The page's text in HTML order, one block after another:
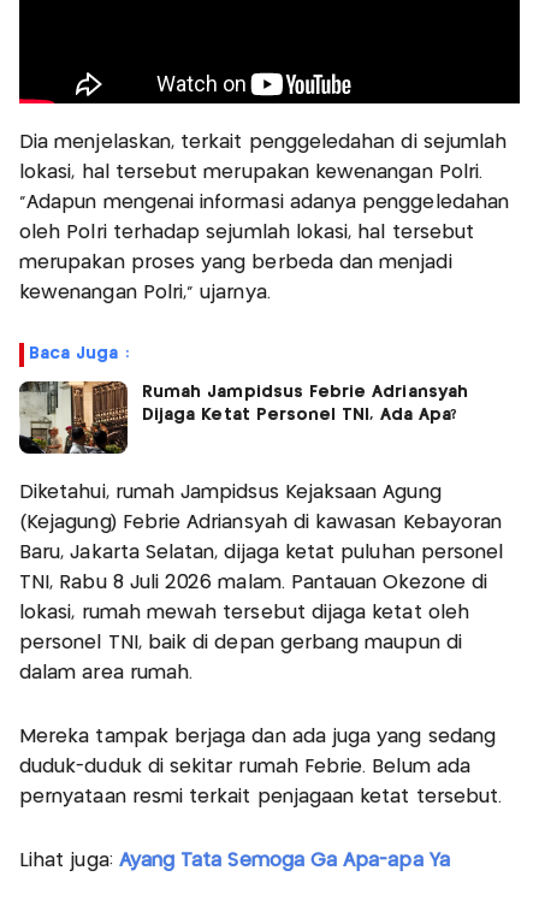
Dia menjelaskan, terkait penggeledahan di sejumlah
lokasi, hal tersebut merupakan kewenangan Polri.
“Adapun mengenai informasi adanya penggeledahan
oleh Polri terhadap sejumlah lokasi, hal tersebut
merupakan proses yang berbeda dan menjadi
kewenangan Polri,” ujarnya.
Baca Juga :
Rumah Jampidsus Febrie Adriansyah
Dijaga Ketat Personel TNI, Ada Apa?
Diketahui, rumah Jampidsus Kejaksaan Agung
(Kejagung) Febrie Adriansyah di kawasan Kebayoran
Baru, Jakarta Selatan, dijaga ketat puluhan personel
TNI, Rabu 8 Juli 2026 malam. Pantauan Okezone di
lokasi, rumah mewah tersebut dijaga ketat oleh
personel TNI, baik di depan gerbang maupun di
dalam area rumah.
Mereka tampak berjaga dan ada juga yang sedang
duduk-duduk di sekitar rumah Febrie. Belum ada
pernyataan resmi terkait penjagaan ketat tersebut.
Lihat juga: Ayang Tata Semoga Ga Apa-apa Ya